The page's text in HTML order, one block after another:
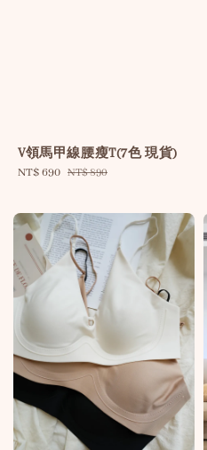
V領馬甲線腰瘦T(7色 現貨)
Sale
NT$ 690 Regular
NT$ 890